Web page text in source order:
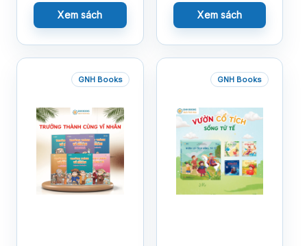
Xem sách Xem sách
GNH Books GNH Books